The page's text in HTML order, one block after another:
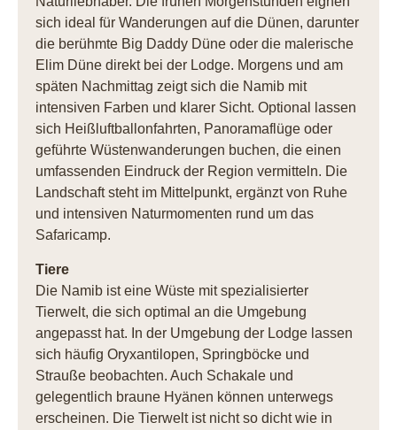
sich ideal für Wanderungen auf die Dünen, darunter
die berühmte Big Daddy Düne oder die malerische
Elim Düne direkt bei der Lodge. Morgens und am
späten Nachmittag zeigt sich die Namib mit
intensiven Farben und klarer Sicht. Optional lassen
sich Heißluftballonfahrten, Panoramaflüge oder
geführte Wüstenwanderungen buchen, die einen
umfassenden Eindruck der Region vermitteln. Die
Landschaft steht im Mittelpunkt, ergänzt von Ruhe
und intensiven Naturmomenten rund um das
Safaricamp.
Tiere
Die Namib ist eine Wüste mit spezialisierter
Tierwelt, die sich optimal an die Umgebung
angepasst hat. In der Umgebung der Lodge lassen
sich häufig Oryxantilopen, Springböcke und
Strauße beobachten. Auch Schakale und
gelegentlich braune Hyänen können unterwegs
erscheinen. Die Tierwelt ist nicht so dicht wie in